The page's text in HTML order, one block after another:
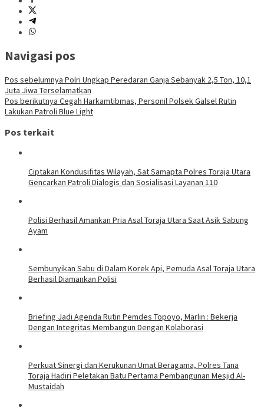
Navigasi pos
Pos sebelumnya Polri Ungkap Peredaran Ganja Sebanyak 2,5 Ton, 10,1
Juta Jiwa Terselamatkan
Pos berikutnya Cegah Harkamtibmas, Personil Polsek Galsel Rutin
Lakukan Patroli Blue Light
Pos terkait
Ciptakan Kondusifitas Wilayah, Sat Samapta Polres Toraja Utara
Gencarkan Patroli Dialogis dan Sosialisasi Layanan 110
Polisi Berhasil Amankan Pria Asal Toraja Utara Saat Asik Sabung
Ayam
Sembunyikan Sabu di Dalam Korek Api, Pemuda Asal Toraja Utara
Berhasil Diamankan Polisi
Briefing Jadi Agenda Rutin Pemdes Topoyo, Marlin : Bekerja
Dengan Integritas Membangun Dengan Kolaborasi
Perkuat Sinergi dan Kerukunan Umat Beragama, Polres Tana
Toraja Hadiri Peletakan Batu Pertama Pembangunan Mesjid Al-
Mustaidah